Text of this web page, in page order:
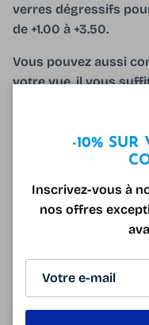
verres dégressifs
de +1.00 à +3.50.
Vous pouvez aussi
votre vue, il vous
Les Lunettes Help
126 mm 46 mm
-10% SUR
Inscrivez-vous à
nos offres